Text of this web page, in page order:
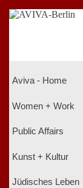
Aviva - Home
Women + Work
Public Affairs
Kunst + Kultur
Jüdisches Leben